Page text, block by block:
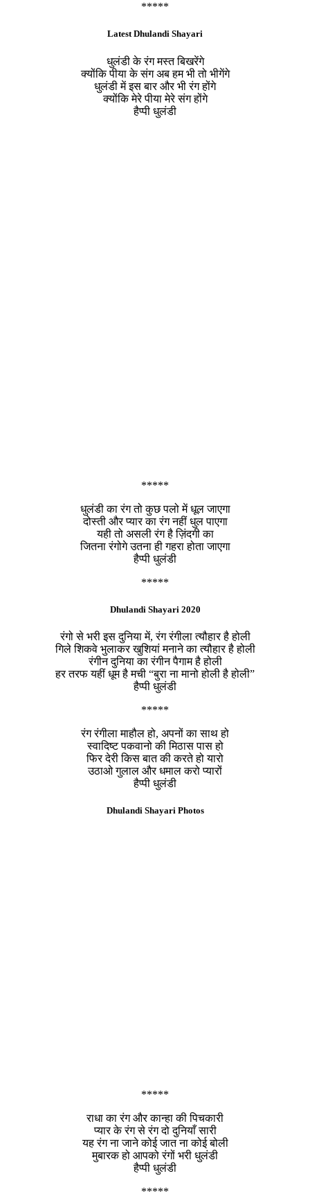
*****
Latest Dhulandi Shayari
धुलंडी के रंग मस्त बिखरेंगे
क्योंकि पीया के संग अब हम भी तो भीगेंगे
धुलंडी में इस बार और भी रंग होंगे
क्योंकि मेरे पीया मेरे संग होंगे
हैप्पी धुलंडी
*****
धुलंडी का रंग तो कुछ पलो में धूल जाएगा
दोस्ती और प्यार का रंग नहीं धुल पाएगा
यही तो असली रंग है ज़िंदगी का
जितना रंगोगे उतना ही गहरा होता जाएगा
हैप्पी धुलंडी
*****
Dhulandi Shayari 2020
रंगो से भरी इस दुनिया में, रंग रंगीला त्यौहार है होली
गिले शिकवे भुलाकर खुशियां मनाने का त्यौहार है होली
रंगीन दुनिया का रंगीन पैगाम है होली
हर तरफ यहीं धूम है मची “बुरा ना मानो होली है होली”
हैप्पी धुलंडी
*****
रंग रंगीला माहौल हो, अपनों का साथ हो
स्वादिष्ट पकवानो की मिठास पास हो
फिर देरी किस बात की करते हो यारो
उठाओ गुलाल और धमाल करो प्यारों
हैप्पी धुलंडी
Dhulandi Shayari Photos
*****
राधा का रंग और कान्हा की पिचकारी
प्यार के रंग से रंग दो दुनियाँ सारी
यह रंग ना जाने कोई जात ना कोई बोली
मुबारक हो आपको रंगों भरी धुलंडी
हैप्पी धुलंडी
*****